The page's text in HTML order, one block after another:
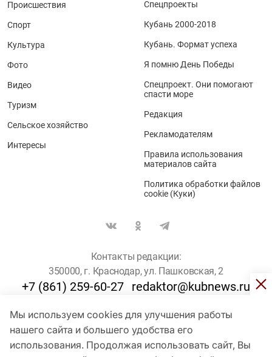
Мы используем cookies для улучшения работы
нашего сайта и большего удобства его
использования. Продолжая использовать сайт, Вы
Происшествия
Спорт
Культура
Фото
Видео
Туризм
Сельское хозяйство
Интересы
Спецпроекты
Кубань 2000-2018
Кубань. Формат успеха
Я помню День Победы
Спецпроект. Они помогают
спасти море
Редакция
Рекламодателям
Правила использования
материалов сайта
Политика обработки файлов
cookie (Куки)
Контакты редакции:
350000, г. Краснодар, ул. Пашковская, 2
+7 (861) 259-60-27 redaktor@kubnews.ru
Для пользователей старше 16 лет
© Кубанские Новости, 2017